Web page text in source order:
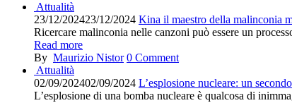
Attualità
23/12/202423/12/2024 Kina il maestro della malinconia
Ricercare malinconia nelle canzoni può essere un
Read more
By Maurizio Nistor 0 Comment
Attualità
02/09/202402/09/2024 L’esplosione nucleare: un
L’esplosione di una bomba nucleare è qualcosa di